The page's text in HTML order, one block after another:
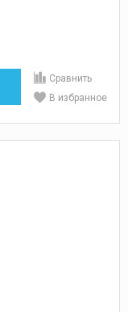
Сравнить
В избранное